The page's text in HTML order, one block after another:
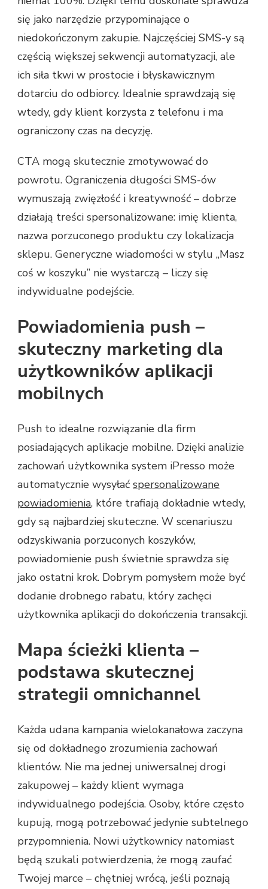
się jako narzędzie przypominające o
niedokończonym zakupie. Najczęściej SMS-y są
częścią większej sekwencji automatyzacji, ale
ich siła tkwi w prostocie i błyskawicznym
dotarciu do odbiorcy. Idealnie sprawdzają się
wtedy, gdy klient korzysta z telefonu i ma
ograniczony czas na decyzję.
CTA mogą skutecznie zmotywować do
powrotu. Ograniczenia długości SMS-ów
wymuszają zwięzłość i kreatywność – dobrze
działają treści spersonalizowane: imię klienta,
nazwa porzuconego produktu czy lokalizacja
sklepu. Generyczne wiadomości w stylu „Masz
coś w koszyku” nie wystarczą – liczy się
indywidualne podejście.
Powiadomienia push –
skuteczny marketing dla
użytkowników aplikacji
mobilnych
Push to idealne rozwiązanie dla firm
posiadających aplikacje mobilne. Dzięki analizie
zachowań użytkownika system iPresso może
automatycznie wysyłać spersonalizowane
powiadomienia, które trafiają dokładnie wtedy,
gdy są najbardziej skuteczne. W scenariuszu
odzyskiwania porzuconych koszyków,
powiadomienie push świetnie sprawdza się
jako ostatni krok. Dobrym pomysłem może być
dodanie drobnego rabatu, który zachęci
użytkownika aplikacji do dokończenia transakcji.
Mapa ścieżki klienta –
podstawa skutecznej
strategii omnichannel
Każda udana kampania wielokanałowa zaczyna
się od dokładnego zrozumienia zachowań
klientów. Nie ma jednej uniwersalnej drogi
zakupowej – każdy klient wymaga
indywidualnego podejścia. Osoby, które często
kupują, mogą potrzebować jedynie subtelnego
przypomnienia. Nowi użytkownicy natomiast
będą szukali potwierdzenia, że mogą zaufać
Twojej marce – chętniej wrócą, jeśli poznają